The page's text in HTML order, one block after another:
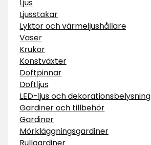
Ljus
Ljusstakar
Lyktor och värmeljushållare
Vaser
Krukor
Konstväxter
Doftpinnar
Doftljus
LED-ljus och dekorationsbelysning
Gardiner och tillbehör
Gardiner
Mörkläggningsgardiner